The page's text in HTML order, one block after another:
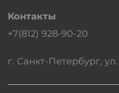
Контакты
+7(812) 928-90-20
г. Санкт-Петербург,